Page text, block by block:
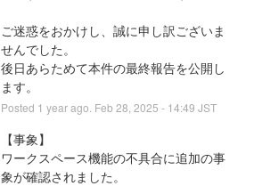
ご迷惑をおかけし、誠に申し訳ございま
せんでした。
後日あらためて本件の最終報告を公開し
ます。
Posted 1 year ago. Feb 28 2025 - 14:49 JST
【事象】
ワークスペース機能の不具合に追加の事
象が確認されました。